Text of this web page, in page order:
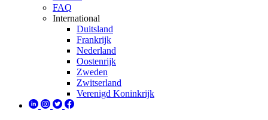
FAQ
International
Duitsland
Frankrijk
Nederland
Oostenrijk
Zweden
Zwitserland
Verenigd Koninkrijk